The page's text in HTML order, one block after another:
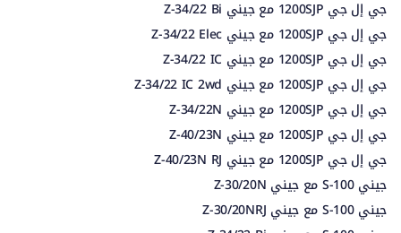
جي إل جي 1200SJP مع جيني Z-34/22 Bi
جي إل جي 1200SJP مع جيني Z-34/22 Elec
جي إل جي 1200SJP مع جيني Z-34/22 IC
جي إل جي 1200SJP مع جيني Z-34/22 IC 2wd
جي إل جي 1200SJP مع جيني Z-34/22N
جي إل جي 1200SJP مع جيني Z-40/23N
جي إل جي 1200SJP مع جيني Z-40/23N RJ
جيني S-100 مع جيني Z-30/20N
جيني S-100 مع جيني Z-30/20NRJ